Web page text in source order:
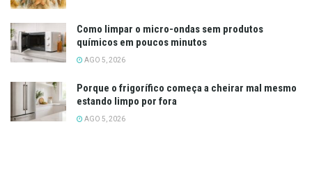
Como limpar o micro-ondas sem produtos
químicos em poucos minutos
AGO 5, 2026
Porque o frigorífico começa a cheirar mal mesmo
estando limpo por fora
AGO 5, 2026